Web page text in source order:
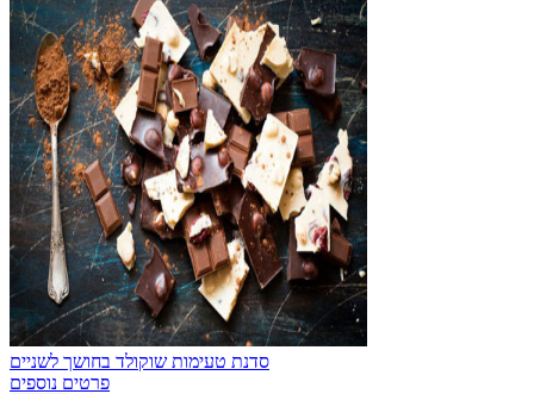
סדנת טעימות שוקולד בחושך לשניים
פרטים נוספים